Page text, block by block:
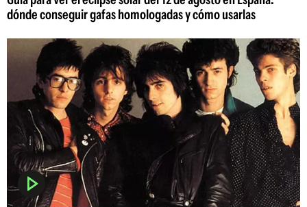
dónde conseguir gafas homologadas y cómo usarlas